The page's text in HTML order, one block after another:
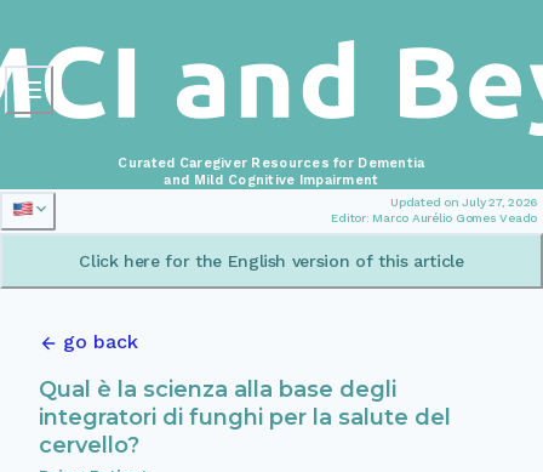
Updated on July 27, 2026
Editor: Marco Aurélio Gomes Veado
Curated Caregiver Resources for Dementia
and Mild Cognitive Impairment
Click here for the English version of this article
go back
Qual è la scienza alla base degli
integratori di funghi per la salute del
cervello?